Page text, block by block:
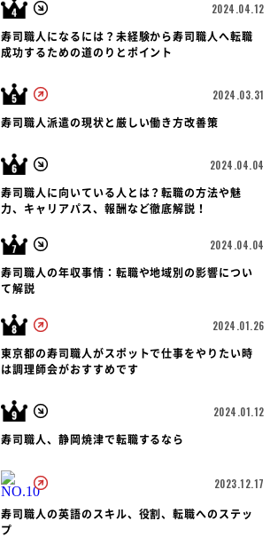
2024.04.12
寿司職人になるには？未経験から寿司職人へ転職
成功するための道のりとポイント
2024.03.31
寿司職人派遣の現状と厳しい働き方改善策
2024.04.04
寿司職人に向いている人とは？転職の方法や魅
力、キャリアパス、報酬など徹底解説！
2024.04.04
寿司職人の年収事情：転職や地域別の影響につい
て解説
2024.01.26
東京都の寿司職人がスポットで仕事をやりたい時
は調理師会がおすすめです
2024.01.12
寿司職人、静岡焼津で転職するなら
2023.12.17
寿司職人の英語のスキル、役割、転職へのステッ
プ